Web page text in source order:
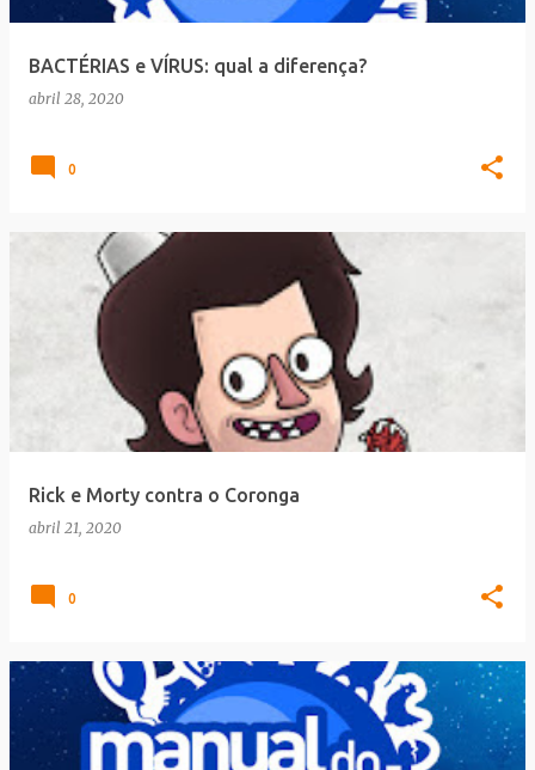
BACTÉRIAS e VÍRUS: qual a diferença?
abril 28, 2020
0
Rick e Morty contra o Coronga
abril 21, 2020
0